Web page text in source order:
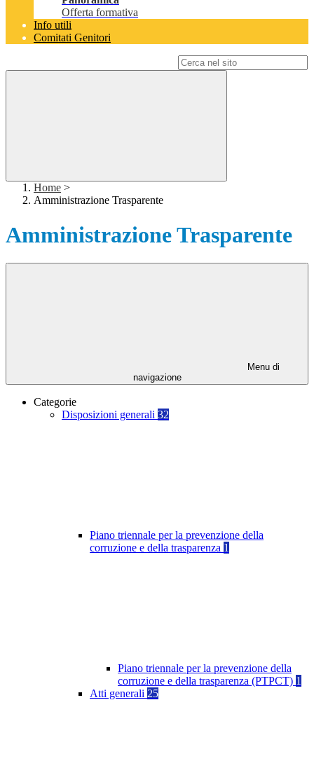
Offerta formativa
Info utili
Comitati Genitori
Home >
Amministrazione Trasparente
Amministrazione Trasparente
Menu di
navigazione
Categorie
Disposizioni generali 32
Piano triennale per la prevenzione della
corruzione e della trasparenza 1
Piano triennale per la prevenzione della
corruzione e della trasparenza (PTPCT) 1
Atti generali 25